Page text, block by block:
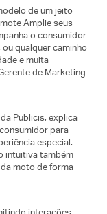
de um jeito
Amplie seus
o consumidor
qualquer caminho
e muita
de Marketing
Publicis, explica
para
especial.
intuitiva também
moto de forma